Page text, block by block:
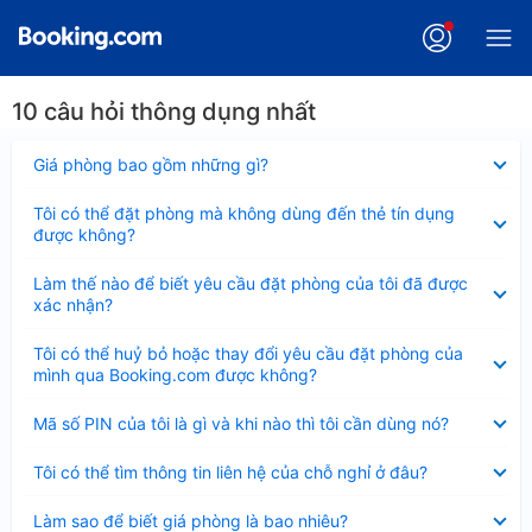
10 câu hỏi thông dụng nhất
Giá phòng bao gồm những gì?
thu
Tôi có thể đặt phòng mà không dùng đến thẻ tín dụng
được không?
thu
gọn
Làm thế nào để biết yêu cầu đặt phòng của tôi đã được
xác nhận?
thu
gọn
Tôi có thể huỷ bỏ hoặc thay đổi yêu cầu đặt phòng của
mình qua Booking.com được không?
thu
gọn
Mã số PIN của tôi là gì và khi nào thì tôi cần dùng nó?
thu
Tôi có thể tìm thông tin liên hệ của chỗ nghỉ ở đâu?
thu
Làm sao để biết giá phòng là bao nhiêu?
thu